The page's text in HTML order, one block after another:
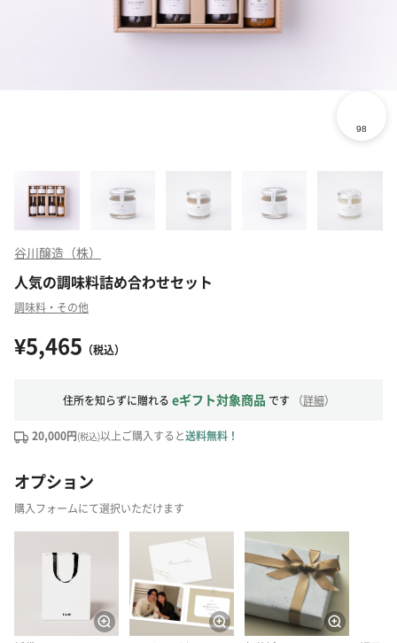
谷川醸造（株）
人気の調味料詰め合わせセット
調味料・その他
¥5,465 （税込）
住所を知らずに贈れる eギフト対象商品 です （詳細）
20,000円(税込)以上ご購入すると送料無料！
オプション
購入フォームにて選択いただけます